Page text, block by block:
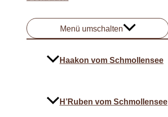
Menü umschalten
Haakon vom Schmollensee
H’Ruben vom Schmollensee